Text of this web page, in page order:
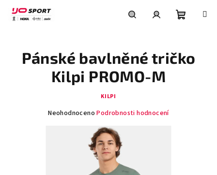
obsah
košík
Pánské bavlněné tričko
Kilpi PROMO-M
KILPI
Průměrné
Neohodnoceno Podrobnosti hodnocení